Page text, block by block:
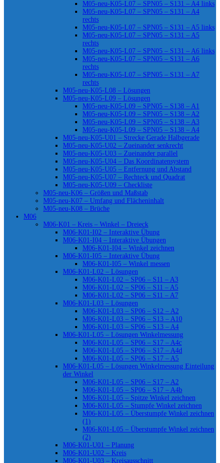
M05-neu-K05-L07 – SPN05 – S131 – A4 links
M05-neu-K05-L07 – SPN05 – S131 – A4
rechts
M05-neu-K05-L07 – SPN05 – S131 – A5 links
M05-neu-K05-L07 – SPN05 – S131 – A5
rechts
M05-neu-K05-L07 – SPN05 – S131 – A6 links
M05-neu-K05-L07 – SPN05 – S131 – A6
rechts
M05-neu-K05-L07 – SPN05 – S131 – A7
rechts
M05-neu-K05-L08 – Lösungen
M05-neu-K05-L09 – Lösungen
M05-neu-K05-L09 – SPN05 – S138 – A1
M05-neu-K05-L09 – SPN05 – S138 – A2
M05-neu-K05-L09 – SPN05 – S138 – A3
M05-neu-K05-L09 – SPN05 – S138 – A4
M05-neu-K05-U01 – Strecke Gerade Halbgerade
M05-neu-K05-U02 – Zueinander senkrecht
M05-neu-K05-U03 – Zueinander parallel
M05-neu-K05-U04 – Das Koordinatensystem
M05-neu-K05-U05 – Entfernung und Abstand
M05-neu-K05-U07 – Rechteck und Quadrat
M05-neu-K05-U09 – Checkliste
M05-neu-K06 – Größen und Maßstab
M05-neu-K07 – Umfang und Flächeninhalt
M05-neu-K08 – Brüche
M06
M06-K01 – Kreis – Winkel – Dreieck
M06-K01-I02 – Interaktive Übung
M06-K01-I04 – Interaktive Übungen
M06-K01-I04 – Winkel zeichnen
M06-K01-I05 – Interaktive Übung
M06-K01-I05 – Winkel messen
M06-K01-L02 – Lösungen
M06-K01-L02 – SP06 – S11 – A3
M06-K01-L02 – SP06 – S11 – A5
M06-K01-L02 – SP06 – S11 – A7
M06-K01-L03 – Lösungen
M06-K01-L03 – SP06 – S12 – A2
M06-K01-L03 – SP06 – S13 – A10
M06-K01-L03 – SP06 – S13 – A4
M06-K01-L05 – Lösungen Winkelmessung
M06-K01-L05 – SP06 – S17 – A4c
M06-K01-L05 – SP06 – S17 – A4d
M06-K01-L05 – SP06 – S17 – A5
M06-K01-L05 – Lösungen Winkelmessung Einteilung
der Winkel
M06-K01-L05 – SP06 – S17 – A2
M06-K01-L05 – SP06 – S17 – A4b
M06-K01-L05 – Spitze Winkel zeichnen
M06-K01-L05 – Stumpfe Winkel zeichnen
M06-K01-L05 – Überstumpfe Winkel zeichnen
(1)
M06-K01-L05 – Überstumpfe Winkel zeichnen
(2)
M06-K01-U01 – Planung
M06-K01-U02 – Kreis
M06-K01-U03 – Kreisausschnitt